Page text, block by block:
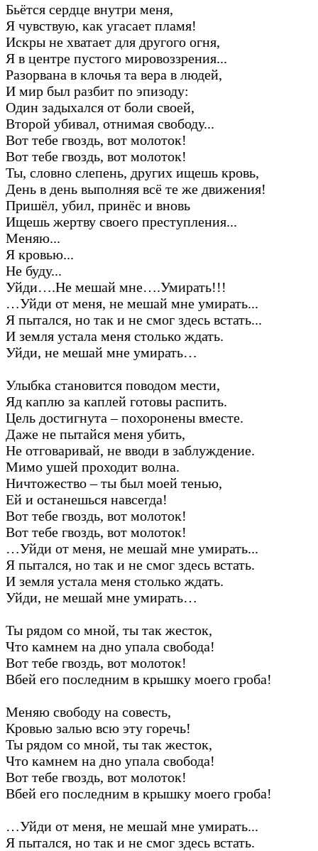
Бьётся сердце внутри меня,
Я чувствую, как угасает пламя!
Искры не хватает для другого огня,
Я в центре пустого мировоззрения...
Разорвана в клочья та вера в людей,
И мир был разбит по эпизоду:
Один задыхался от боли своей,
Второй убивал, отнимая свободу...
Вот тебе гвоздь, вот молоток!
Вот тебе гвоздь, вот молоток!
Ты, словно слепень, других ищешь кровь,
День в день выполняя всё те же движения!
Пришёл, убил, принёс и вновь
Ищешь жертву своего преступления...
Меняю...
Я кровью...
Не буду...
Уйди….Не мешай мне….Умирать!!!
…Уйди от меня, не мешай мне умирать...
Я пытался, но так и не смог здесь встать...
И земля устала меня столько ждать.
Уйди, не мешай мне умирать…
Улыбка становится поводом мести,
Яд каплю за каплей готовы распить.
Цель достигнута – похоронены вместе.
Даже не пытайся меня убить,
Не отговаривай, не вводи в заблуждение.
Мимо ушей проходит волна.
Ничтожество – ты был моей тенью,
Ей и останешься навсегда!
Вот тебе гвоздь, вот молоток!
Вот тебе гвоздь, вот молоток!
…Уйди от меня, не мешай мне умирать...
Я пытался, но так и не смог здесь встать.
И земля устала меня столько ждать.
Уйди, не мешай мне умирать…
Ты рядом со мной, ты так жесток,
Что камнем на дно упала свобода!
Вот тебе гвоздь, вот молоток!
Вбей его последним в крышку моего гроба!
Меняю свободу на совесть,
Кровью залью всю эту горечь!
Ты рядом со мной, ты так жесток,
Что камнем на дно упала свобода!
Вот тебе гвоздь, вот молоток!
Вбей его последним в крышку моего гроба!
…Уйди от меня, не мешай мне умирать...
Я пытался, но так и не смог здесь встать.